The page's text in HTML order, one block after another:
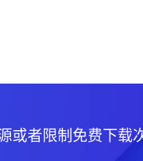
或者限制免费下载